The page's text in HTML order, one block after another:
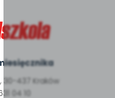
30-437 Kraków
04 10